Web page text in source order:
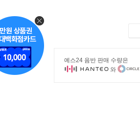
예스24 음반 판매 수량은
와